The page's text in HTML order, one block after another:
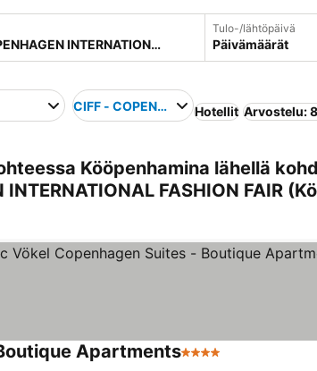
Tulo-/lähtöpäivä
Päivämäärät
CIFF - COPENHAGEN INTERNATIONAL
Hotellit Arvostelu:
Kööpenhamina lähellä
INTERNATIONAL FASHION FAIR
Apartments4 Tähtiluokitus